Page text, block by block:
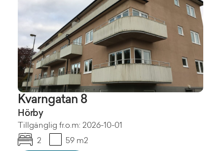
Kvarngatan 8
Hörby
Tillgänglig fr.o.m: 2026-10-01
2
59 m2